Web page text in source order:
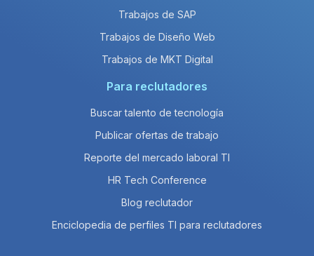
Trabajos de SAP
Trabajos de Diseño Web
Trabajos de MKT Digital
Para reclutadores
Buscar talento de tecnología
Publicar ofertas de trabajo
Reporte del mercado laboral TI
HR Tech Conference
Blog reclutador
Enciclopedia de perfiles TI para reclutadores